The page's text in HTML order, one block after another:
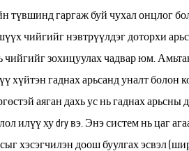
түвшинд гаргаж буй чухал онцлог
чийгийг нэвтрүүлдэг доторхи
чийгийг зохицуулах чадвар юм.
хүйтэн гаднах арьсанд уналт болон
аяган дахь ус нь гаднах арьсны
илүү ху dry вэ. Энэ систем нь цаг
хэсэгчилэн доош буулгах эсвэл